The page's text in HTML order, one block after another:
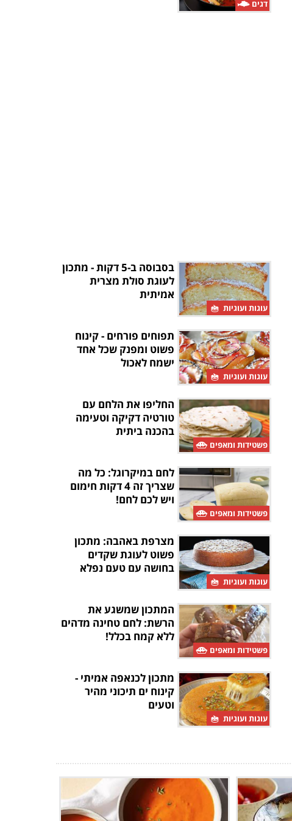
דגים
עוגות ועוגיות
בסבוסה ב-5 דקות - מתכון
לעוגת סולת מצרית
אמיתית
עוגות ועוגיות
תפוחים פורחים - קינוח
פשוט ומפנק שכל אחד
ישמח לאכול
פשטידות ומאפים
החליפו את הלחם עם
טורטיה דקיקה וטעימה
בהכנה ביתית
פשטידות ומאפים
לחם במיקרוגל: כל מה
שצריך זה 4 דקות חימום
ויש לכם לחם!
עוגות ועוגיות
מצרפת באהבה: מתכון
פשוט לעוגת שקדים
בחושה עם טעם נפלא
פשטידות ומאפים
המתכון שמשגע את
הרשת: לחם טחינה מדהים
ללא קמח בכלל!
עוגות ועוגיות
מתכון לכנאפה אמיתי -
קינוח ים תיכוני מהיר
וטעים